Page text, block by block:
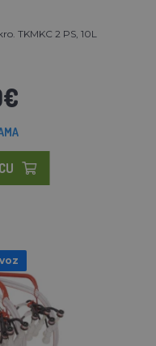
TKMKC 2 PS, 10L